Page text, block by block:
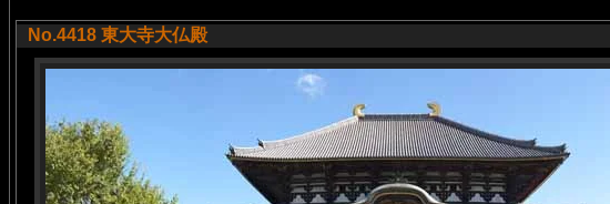
No.4418 東大寺大仏殿